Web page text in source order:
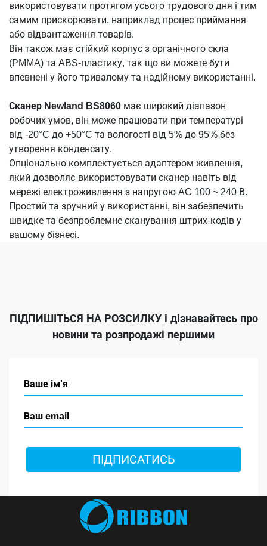
використовувати протягом усього трудового дня і тим
самим прискорювати, наприклад процес приймання
або відвантаження товарів.
Він також має стійкий корпус з органічного скла
(PMMA) та ABS-пластику, так що ви можете бути
впевнені у його тривалому та надійному використанні.
Сканер Newland BS8060 має широкий діапазон
робочих умов, він може працювати при температурі
від -20°C до +50°C та вологості від 5% до 95% без
утворення конденсату.
Опціонально комплектується адаптером живлення,
який дозволяє використовувати сканер навіть від
мережі електроживлення з напругою AC 100 ~ 240 В.
Простий та зручний у використанні, він забезпечить
швидке та безпроблемне сканування штрих-кодів у
вашому бізнесі.
ПІДПИШІТЬСЯ НА РОЗСИЛКУі дізнавайтесь про
новини та розпродажі першими
ПІДПИСАТИСЬ